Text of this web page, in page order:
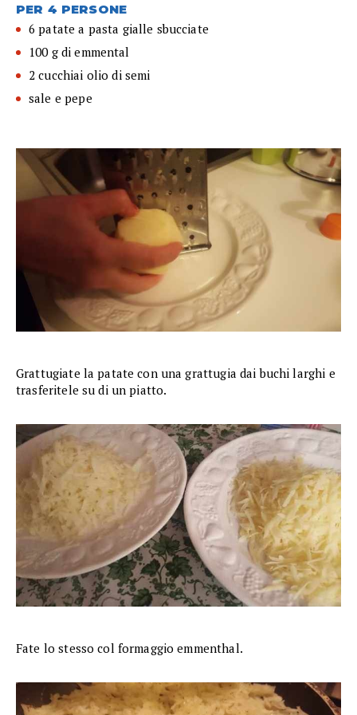
PER 4 PERSONE
6 patate a pasta gialle sbucciate
100 g di emmental
2 cucchiai olio di semi
sale e pepe
Grattugiate la patate con una grattugia dai buchi larghi e
trasferitele su di un piatto.
Fate lo stesso col formaggio emmenthal.